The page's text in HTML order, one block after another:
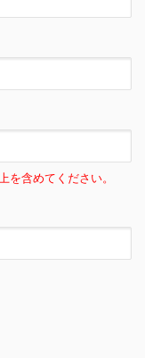
含めてください。